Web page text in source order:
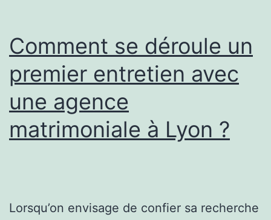
matrimoniale
à
Saint-
?
Comment se déroule un
premier entretien avec
une agence
matrimoniale à Lyon ?
Lorsqu’on envisage de confier sa recherche